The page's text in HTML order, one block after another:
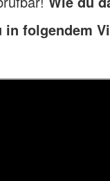
in folgendem